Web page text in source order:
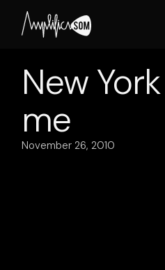
content
New
me
November 26, 2010